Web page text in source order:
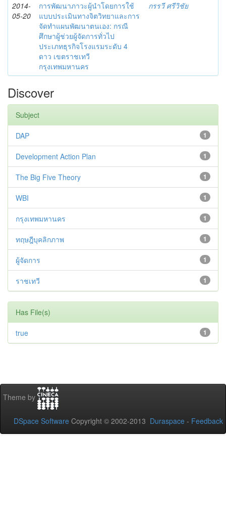
2014-
05-20
การพัฒนาภาวะผู้นำโดยการใช้
แบบประเมินทางจิตวิทยาและการ
จัดทำแผนพัฒนาตนเอง: กรณี
ศึกษาผู้ช่วยผู้จัดการทั่วไป
ประเภทธุรกิจโรงแรมระดับ 4
ดาว เขตราชเทวี
กรุงเทพมหานคร
กรรวี ศรีวิชัย
Discover
Subject
1
DAP
1
Development Action Plan
1
The Big Five Theory
1
WBI
1
กรุงเทพมหานคร
1
ทฤษฎีบุคลิกภาพ
1
ผู้จัดการ
1
ราชเทวี
Has File(s)
1
true
Theme by
DSpace Software Copyright © 2002-2013 Duraspace - Feedback